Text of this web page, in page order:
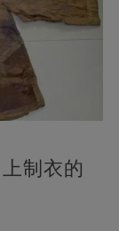
制衣的